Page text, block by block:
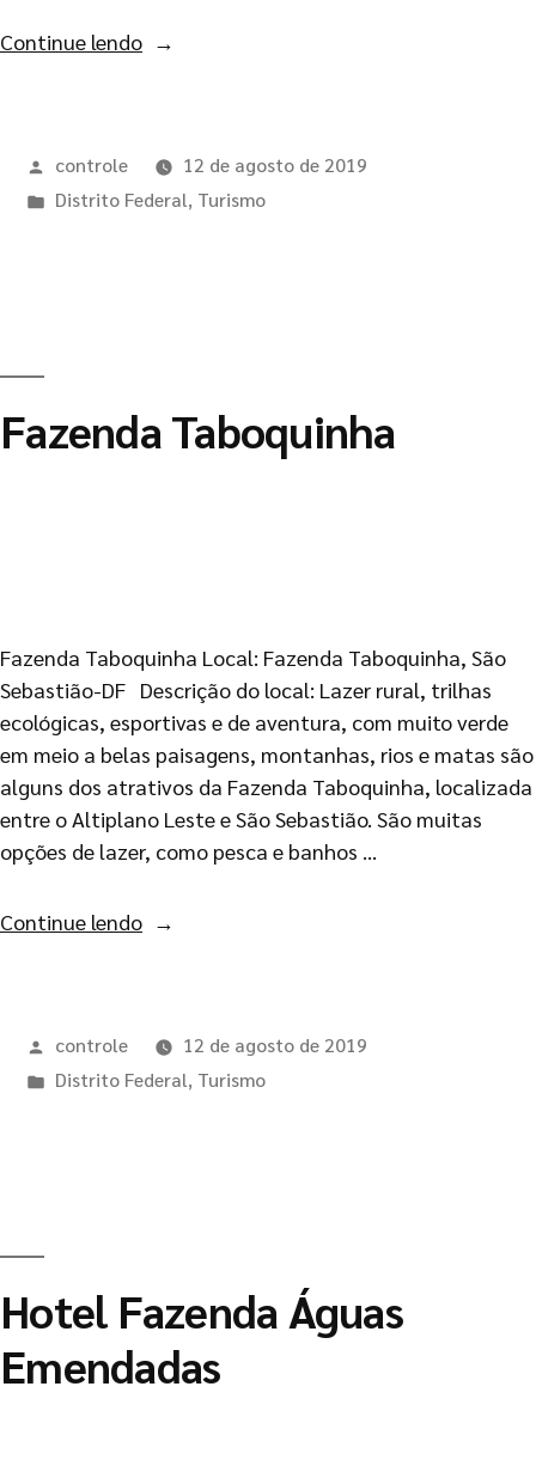
Continue lendo
controle
12 de agosto de 2019
Distrito Federal, Turismo
Fazenda Taboquinha
Fazenda Taboquinha Local: Fazenda Taboquinha, São
Sebastião-DF Descrição do local: Lazer rural, trilhas
ecológicas, esportivas e de aventura, com muito verde
em meio a belas paisagens, montanhas, rios e matas são
alguns dos atrativos da Fazenda Taboquinha, localizada
entre o Altiplano Leste e São Sebastião. São muitas
opções de lazer, como pesca e banhos …
Continue lendo
controle
12 de agosto de 2019
Distrito Federal, Turismo
Hotel Fazenda Águas
Emendadas